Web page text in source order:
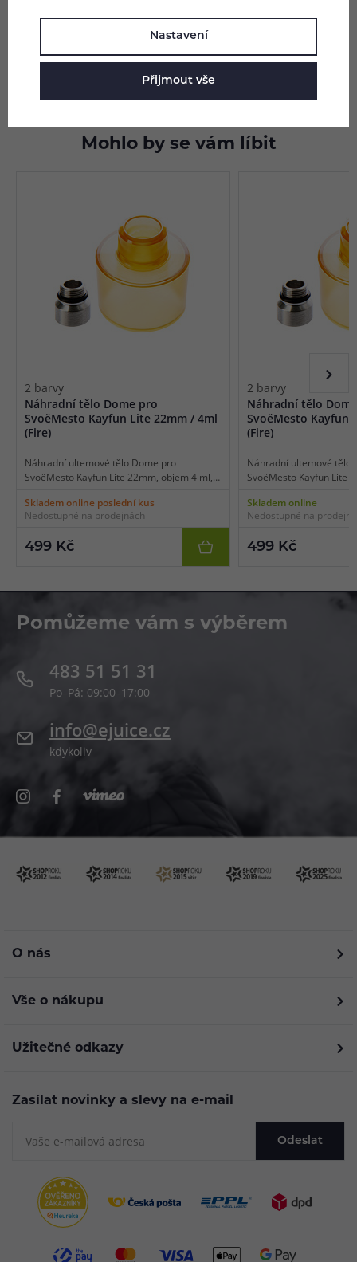
Mohlo by se vám líbit
2 barvy
Náhradní tělo Dome pro
SvoëMesto Kayfun Lite 22mm / 4ml
(Fire)
Náhradní ultemové tělo Dome pro
SvoëMesto Kayfun Lite 22mm, objem 4 ml,
balení 1 ks.
Skladem online poslední kus
Nedostupné na prodejnách
499 Kč
2 barvy
Náhradní tělo
SvoëMesto Kayfun
(Fire)
Náhradní ultemové tělo
SvoëMesto Kayfun Lite
balení 1 ks.
Skladem online
Nedostupné na
499 Kč
Pomůžeme vám s výběrem
483 51 51 31
Po–Pá: 09:00–17:00
info@ejuice.cz
kdykoliv
O nás
Vše o nákupu
Užitečné odkazy
Zasílat novinky a slevy na e-mail
Odeslat
Nastavení
Přijmout vše